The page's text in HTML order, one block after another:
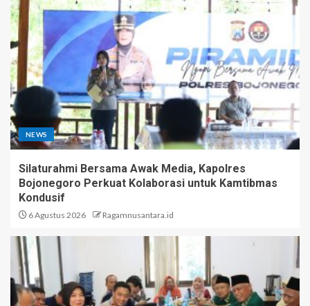
NEWS
Silaturahmi Bersama Awak Media, Kapolres
Bojonegoro Perkuat Kolaborasi untuk Kamtibmas
Kondusif
6 Agustus 2026 Ragamnusantara.id